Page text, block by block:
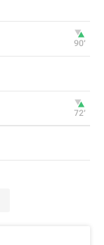
90‎’‎
72‎’‎